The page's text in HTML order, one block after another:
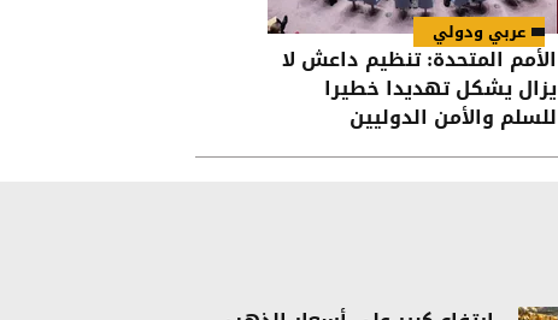
عربي ودولي
الأمم المتحدة: تنظيم داعش لا
يزال يشكل تهديدا خطيرا
للسلم والأمن الدوليين